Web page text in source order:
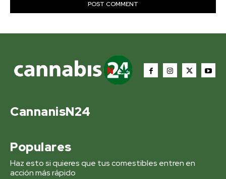
CannanisN24
Populares
Haz esto si quieres que tus comestibles entren en
acción más rápido